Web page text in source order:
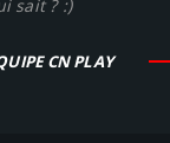
sait ? :)
CN PLAY